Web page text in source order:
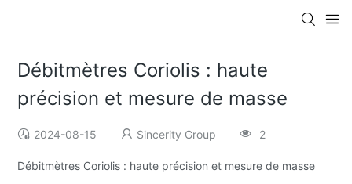
Débitmètres Coriolis : haute
précision et mesure de masse
2024-08-15 Sincerity Group 2
Débitmètres Coriolis : haute précision et mesure de masse